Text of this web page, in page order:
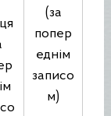
(за
попер
еднім
записо
м)